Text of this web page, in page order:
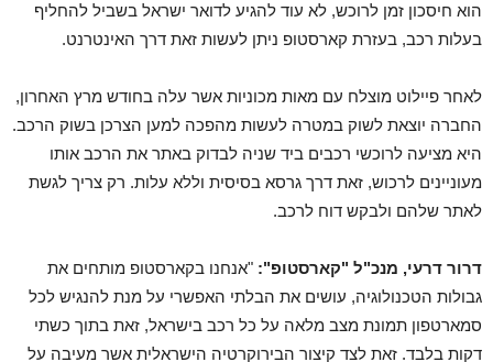
הוא חיסכון זמן לרוכש, לא עוד להגיע לדואר ישראל בשביל להחליף
בעלות רכב, בעזרת קארסטופ ניתן לעשות זאת דרך האינטרנט.
לאחר פיילוט מוצלח עם מאות מכוניות אשר עלה בחודש מרץ האחרון,
החברה יוצאת לשוק במטרה לעשות מהפכה למען הצרכן בשוק הרכב.
היא מציעה לרוכשי רכבים ביד שניה לבדוק באתר את הרכב אותו
מעוניינים לרכוש, זאת דרך גרסא בסיסית וללא עלות. רק צריך לגשת
לאתר שלהם ולבקש דוח לרכב.
דרור דרעי, מנכ"ל "קארסטופ": "אנחנו בקארסטופ מותחים את
גבולות הטכנולוגיה, עושים את הבלתי האפשרי על מנת להנגיש לכל
סמארטפון תמונת מצב מלאה על כל רכב בישראל, זאת בתוך כשתי
דקות בלבד. זאת לצד קיצור הבירוקרטיה הישראלית אשר מעיבה על